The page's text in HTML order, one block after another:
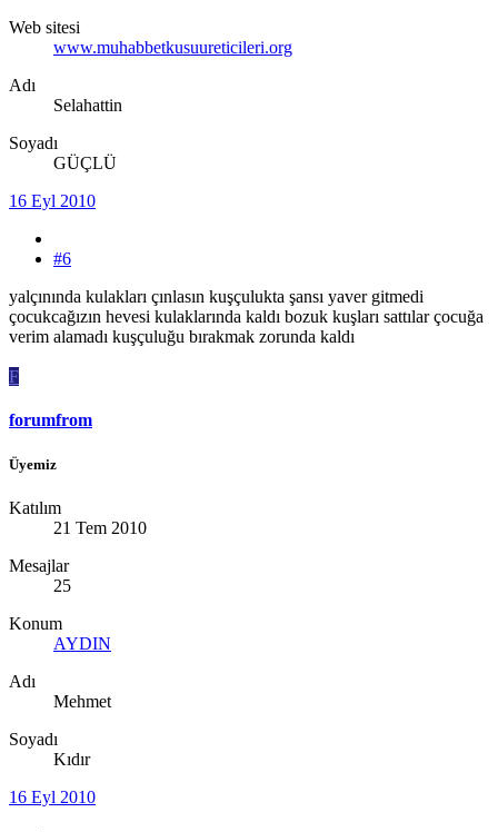
Web sitesi
www.muhabbetkusuureticileri.org
Adı
Selahattin
Soyadı
GÜÇLÜ
16 Eyl 2010
#6
yalçınında kulakları çınlasın kuşçulukta şansı yaver gitmedi
çocukcağızın hevesi kulaklarında kaldı bozuk kuşları sattılar çocuğa
verim alamadı kuşçuluğu bırakmak zorunda kaldı
F
forumfrom
Üyemiz
Katılım
21 Tem 2010
Mesajlar
25
Konum
AYDIN
Adı
Mehmet
Soyadı
Kıdır
16 Eyl 2010